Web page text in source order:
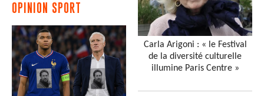
OPINION SPORT
Carla Arigoni : « le Festival
de la diversité culturelle
illumine Paris Centre »